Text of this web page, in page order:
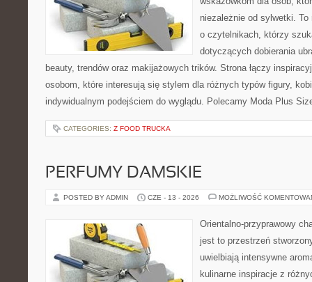
niezależnie od sylwetki.
o czytelnikach, którzy
dotyczących dobierania
beauty, trendów oraz makijażowych trików. Strona łączy
osobom, które interesują się stylem dla różnych typów figury,
indywidualnym podejściem do wyglądu. Polecamy Moda Plus
CATEGORIES: Z FOOD TRUCKA
PERFUMY DAMSKIE
POSTED BY ADMIN CZE - 13 - 2026 MOŻLIWOŚĆ
Orientalno-przyprawowy
jest to przestrzeń
uwielbiają intensywne
kulinarne inspiracje z